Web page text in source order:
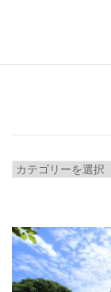
カ
リ
ー